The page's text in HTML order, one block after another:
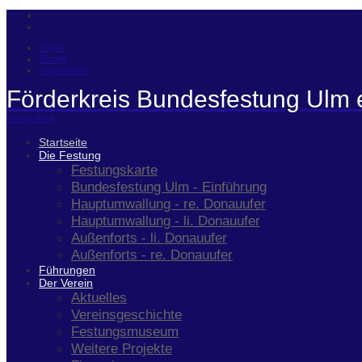
Login
Suche
Impressum
Förderkreis Bundesfestung Ulm
Navigation
Startseite
Die Festung
Festungskarte
Bundesfestung Ulm - Einführung
Hauptumwallung - re. Donauufer
Hauptumwallung - li. Donauufer
Außenforts - li. Donauufer
Außenforts - re. Donauufer
Führungen
Der Verein
Aktuelles
Vereinsgeschichte
Festungsmuseum
Weitere Projekte